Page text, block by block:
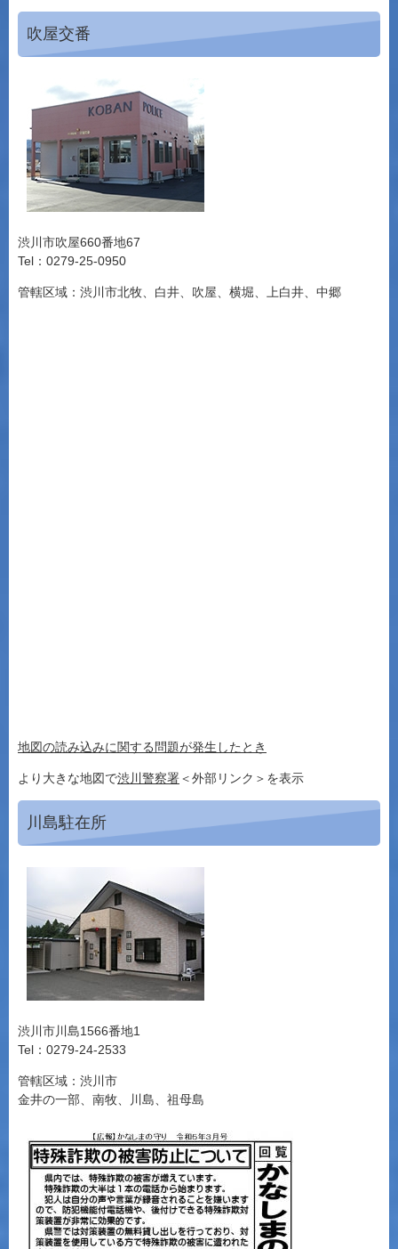
吹屋交番
渋川市吹屋660番地67
Tel：0279-25-0950
管轄区域：渋川市北牧、白井、吹屋、横堀、上白井、中郷
地図の読み込みに関する問題が発生したとき
より大きな地図で渋川警察署＜外部リンク＞ を表示
川島駐在所
渋川市川島1566番地1
Tel：0279-24-2533
管轄区域：渋川市
金井の一部、南牧、川島、祖母島